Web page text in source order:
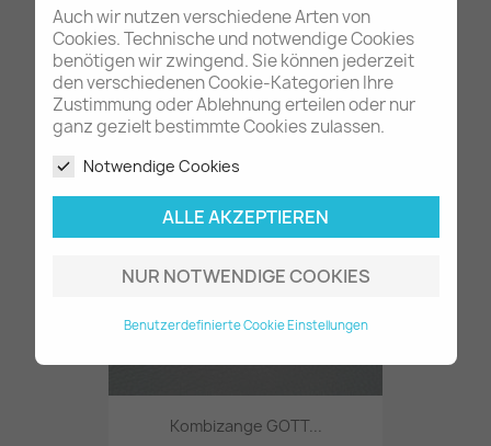
Auch wir nutzen verschiedene Arten von
Cookies. Technische und notwendige Cookies
benötigen wir zwingend. Sie können jederzeit
den verschiedenen Cookie-Kategorien Ihre
Zustimmung oder Ablehnung erteilen oder nur
ganz gezielt bestimmte Cookies zulassen.
Notwendige Cookies
ALLE AKZEPTIEREN
NUR NOTWENDIGE COOKIES
Benutzerdefinierte Cookie Einstellungen
Gummilager an...
35,80 €
Kombizange GOTT...